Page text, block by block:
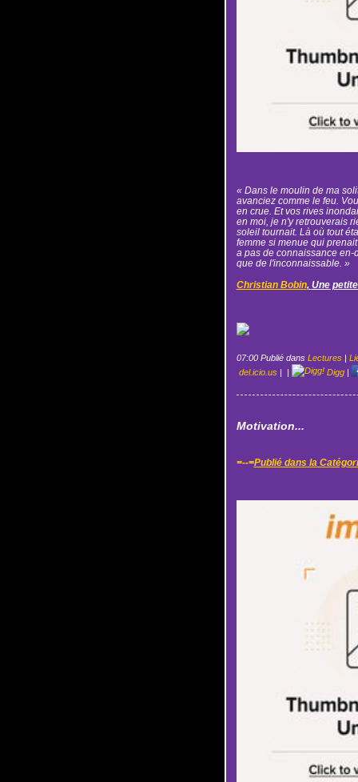
« Dans le moulin de ma
avanciez comme le feu.
en crue. Et vos rives
en moi, je n'y retrouverais
soleil tournait. Là où tout
femme si menue qui
a pas de connaissance en-
que de l'inconnaissable. »
Christian Bobin, Une
07:00 Publié dans Lectures |
del.icio.us | | Digg|
Motivation...
=--=Publié dans la